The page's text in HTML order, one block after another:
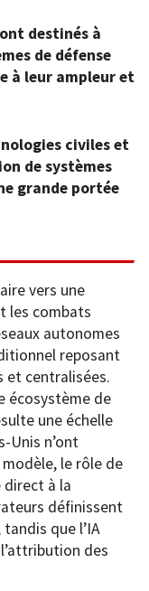
destinés à
de défense
à leur ampleur et
civiles et
de systèmes
grande portée
vers une
les combats
autonomes
reposant
et centralisées.
écosystème de
une échelle
Unis n’ont
le rôle de
direct à la
définissent
que l’IA
des